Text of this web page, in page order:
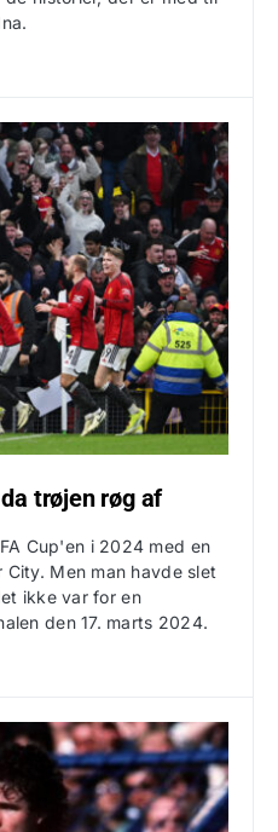
trøjen røg af
Cup'en i 2024 med en
Men man havde slet
ikke var for en
den 17. marts 2024.